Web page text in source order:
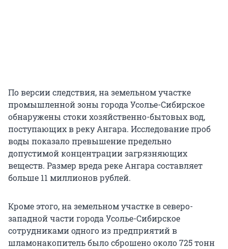
По версии следствия, на земельном участке
промышленной зоны города Усолье-Сибирское
обнаружены стоки хозяйственно-бытовых вод,
поступающих в реку Ангара. Исследование проб
воды показало превышение предельно
допустимой концентрации загрязняющих
веществ. Размер вреда реке Ангара составляет
больше 11 миллионов рублей.
Кроме этого, на земельном участке в северо-
западной части города Усолье-Сибирское
сотрудниками одного из предприятий в
шламонакопитель было сброшено около 725 тонн